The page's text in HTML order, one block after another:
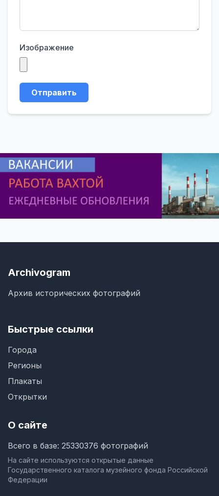
Изображение
Отправить
Archivogram
Архив исторических фотографий
Быстрые ссылки
Города
Регионы
Плакаты
Открытки
О сайте
Всего в базе: 25330376 фотографий
На сайте используются открытые данные
Государственного каталога музейного фонда Российской
Федерации